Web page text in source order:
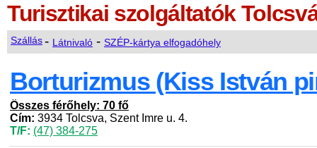
Turisztikai szolgáltatók
Szállás- Látnivaló - SZÉP-kártya elfogadóhely
Borturizmus (Kiss István
Összes férőhely: 70 fő
Cím: 3934 Tolcsva, Szent Imre u. 4.
T/F: (47) 384-275